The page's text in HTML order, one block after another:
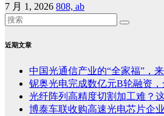
7 月 1, 2026 808, ab
近期文章
中国光通信产业的“全家福”，
铌奥光电完成数亿元B轮融资
光纤阵列高精度切割加工难？
博泰车联收购高速光电芯片企